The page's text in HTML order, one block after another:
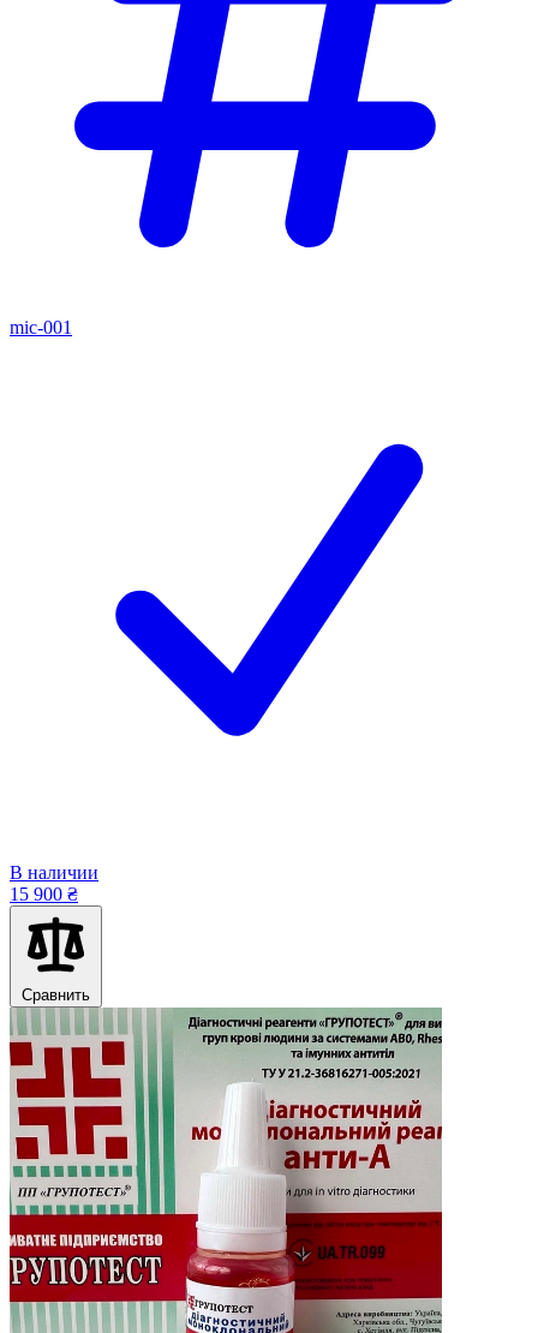
mic-001
В наличии
15 900 ₴
Сравнить